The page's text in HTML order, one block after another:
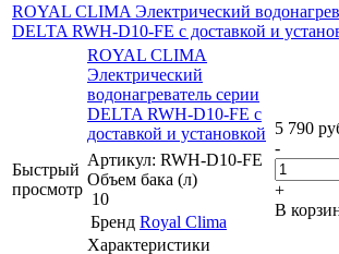
ROYAL CLIMA Электрический
DELTA RWH-D10-FE с доставкой и
Быстрый
просмотр
ROYAL CLIMA
Электрический
водонагреватель серии
DELTA RWH-D10-FE с
доставкой и установкой
Артикул: RWH-D10-FE
Объем бака (л)
10
Бренд Royal Clima
Характеристики
5 790
-
+
В